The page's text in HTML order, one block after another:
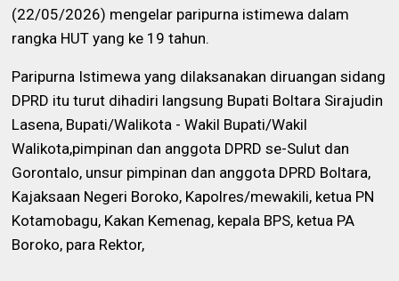
(22/05/2026) mengelar paripurna istimewa dalam
rangka HUT yang ke 19 tahun.
Paripurna Istimewa yang dilaksanakan diruangan sidang
DPRD itu turut dihadiri langsung Bupati Boltara Sirajudin
Lasena, Bupati/Walikota - Wakil Bupati/Wakil
Walikota,pimpinan dan anggota DPRD se-Sulut dan
Gorontalo, unsur pimpinan dan anggota DPRD Boltara,
Kajaksaan Negeri Boroko, Kapolres/mewakili, ketua PN
Kotamobagu, Kakan Kemenag, kepala BPS, ketua PA
Boroko, para Rektor,